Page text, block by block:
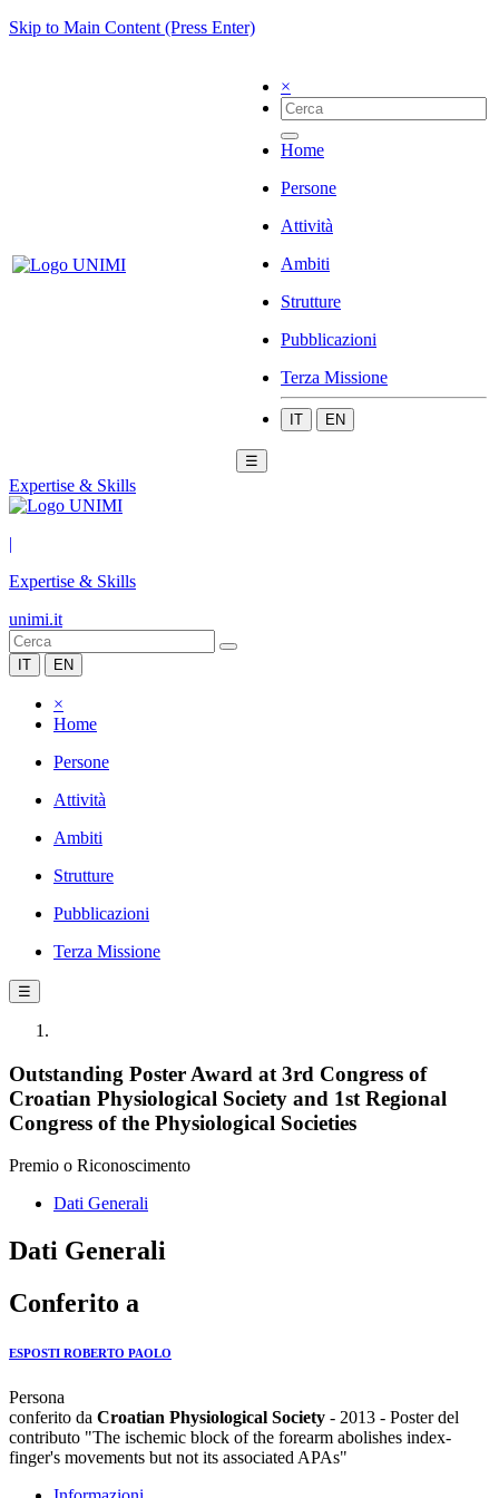
Skip to Main Content (Press Enter)
×
Home
Persone
Attività
Ambiti
Strutture
Pubblicazioni
Terza Missione
IT EN
☰
Expertise & Skills
|
Expertise & Skills
unimi.it
IT EN
×
Home
Persone
Attività
Ambiti
Strutture
Pubblicazioni
Terza Missione
☰
Outstanding Poster Award at 3rd Congress of
Croatian Physiological Society and 1st Regional
Congress of the Physiological Societies
Premio o Riconoscimento
Dati Generali
Dati Generali
Conferito a
ESPOSTI ROBERTO PAOLO
Persona
conferito da Croatian Physiological Society - 2013 - Poster del
contributo "The ischemic block of the forearm abolishes index-
finger's movements but not its associated APAs"